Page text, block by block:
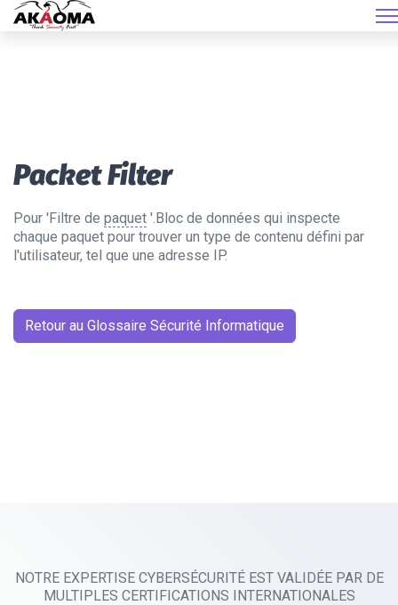
Packet Filter
Pour 'Filtre de paquet '.Bloc de données qui inspecte
chaque paquet pour trouver un type de contenu défini par
l'utilisateur, tel que une adresse IP.
Retour au Glossaire Sécurité Informatique
NOTRE EXPERTISE CYBERSÉCURITÉ EST VALIDÉE PAR DE
MULTIPLES CERTIFICATIONS INTERNATIONALES